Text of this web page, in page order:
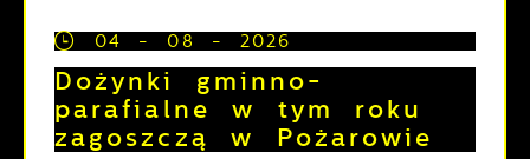
04 - 08 - 2026
Dożynki gminno-
parafialne w tym roku
zagoszczą w Pożarowie